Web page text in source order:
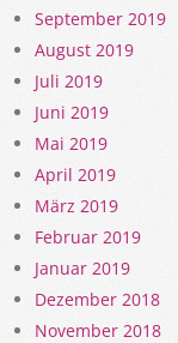
September 2019
August 2019
Juli 2019
Juni 2019
Mai 2019
April 2019
März 2019
Februar 2019
Januar 2019
Dezember 2018
November 2018